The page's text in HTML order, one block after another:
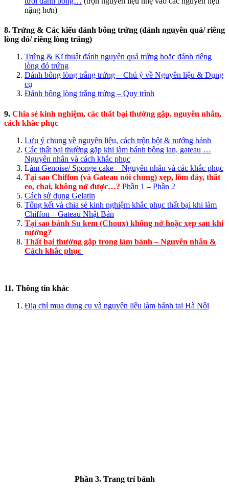
nặng hơn)
8. Trứng & Các kiểu đánh bông trứng (đánh nguyên quả/ riêng
lòng đỏ/ riêng lòng trắng)
Trứng & Kĩ thuật đánh nguyên quả trứng hoặc đánh riêng
lòng đỏ trứng
Đánh bông lòng trắng trứng – Chú ý về Nguyên liệu & Dụng
cụ
Đánh bông lòng trắng trứng – Quy trình
9. Chia sẻ kinh nghiệm, các thất bại thường gặp, nguyên nhân,
cách khắc phục
Lưu ý chung về nguyên liệu, cách trộn bột & nướng bánh
Các thất bại thường gặp khi làm bánh bông lan, gateau …
Nguyên nhân và cách khắc phục
Làm Genoise/ Sponge cake – Nguyên nhân và các khắc phục
Tại sao Chiffon (và Gateau nói chung) xẹp, lõm đáy, thắt
eo, chai, không nở được…? Phần 1 – Phần 2
Cách sử dụng Gelatin
Tổng kết và chia sẻ kinh nghiệm khắc phục thất bại khi làm
Chiffon – Gateau Nhật Bản
Tại sao bánh Su kem (Choux) không nở hoặc xẹp sau khi
nướng?
Thất bại thường gặp trong làm bánh – Nguyên nhân &
Cách khắc phục
11. Thông tin khác
Địa chỉ mua dụng cụ và nguyên liệu làm bánh tại Hà Nội
Phần 3. Trang trí bánh